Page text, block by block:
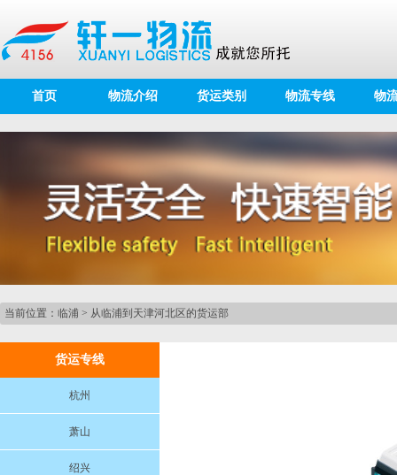
首页 物流介绍 货运类别 物流专线 物
当前位置： 临浦 > 从临浦到天津河北区的货运部
货运专线
杭州
萧山
绍兴